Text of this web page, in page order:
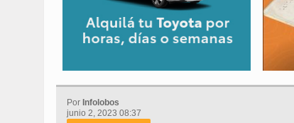
Por Infolobos
junio 2, 2023 08:37